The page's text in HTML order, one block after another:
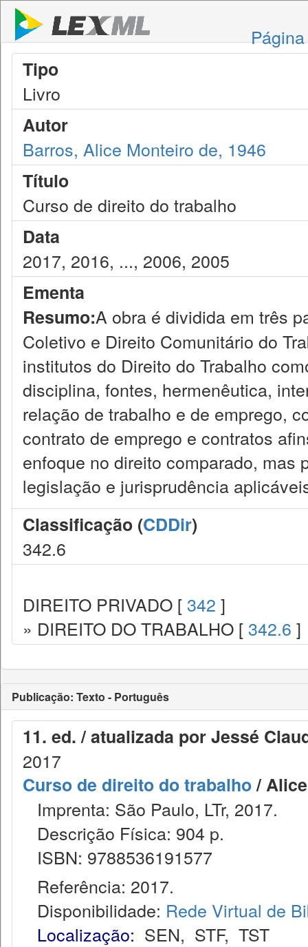
Tipo
Livro
Autor
Barros, Alice Monteiro de, 1946
Título
Curso de direito do trabalho
Data
2017, 2016, ..., 2006, 2005
Ementa
Resumo:A obra é dividida em três
Coletivo e Direito Comunitário do
institutos do Direito do Trabalho
disciplina, fontes, hermenêutica,
relação de trabalho e de emprego,
contrato de emprego e contratos
enfoque no direito comparado, mas
legislação e jurisprudência
Classificação (CDDir)
342.6
DIREITO PRIVADO [ 342 ]
» DIREITO DO TRABALHO [ 342.6 ]
Publicação: Texto - Português
11. ed. / atualizada por Jessé
2017
Curso de direito do trabalho/
Imprenta: São Paulo, LTr, 2017.
Descrição Física: 904 p.
ISBN: 9788536191577
Referência: 2017.
Disponibilidade: Rede Virtual de
Localização: SEN, STF, TST